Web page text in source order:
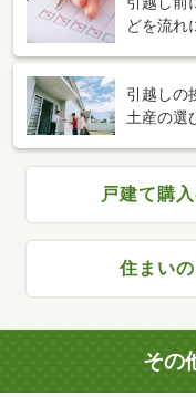
どを流れ
引越しの
土産の選
戸建て購
住まい
その